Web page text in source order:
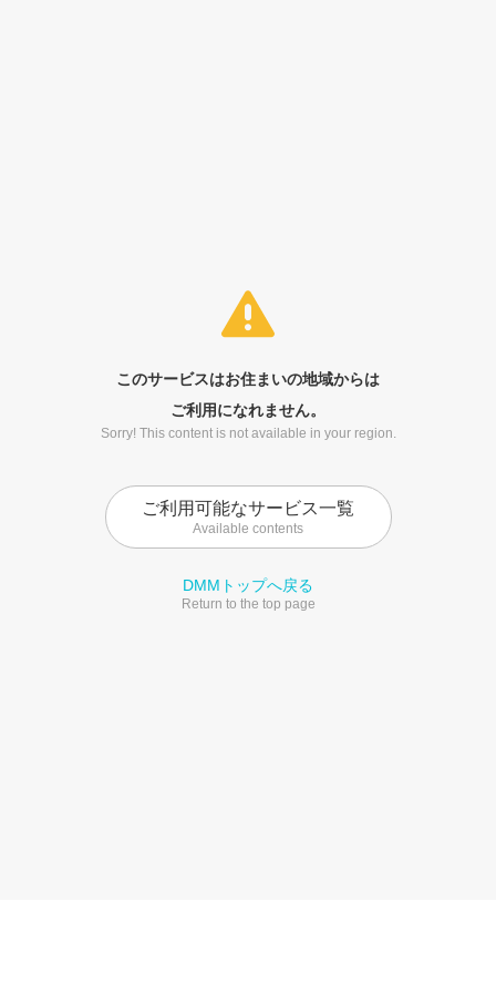
このサービスはお住まいの地域からは
ご利用になれません。
Sorry! This content is not available in your region.
ご利用可能なサービス一覧
Available contents
DMMトップへ戻る
Return to the top page